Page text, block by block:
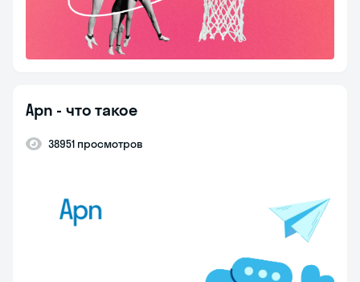
Apn - что такое
38951 просмотров